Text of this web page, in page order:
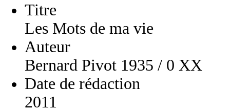
Titre
Les Mots de ma vie
Auteur
Bernard Pivot 1935 / 0 XX
Date de rédaction
2011